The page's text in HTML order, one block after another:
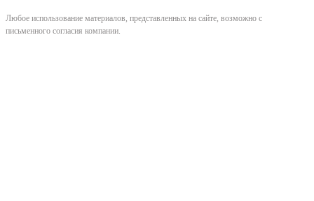
Любое использование материалов, представленных на сайте, возможно с
письменного согласия компании.